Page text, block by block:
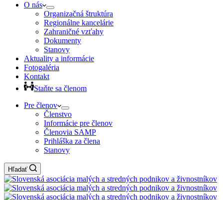
O nás
Organizačná štruktúra
Regionálne kancelárie
Zahraničné vzťahy
Dokumenty
Stanovy
Aktuality a informácie
Fotogaléria
Kontakt
Staňte sa členom
Pre členov
Členstvo
Informácie pre členov
Členovia SAMP
Prihláška za člena
Stanovy
Hľadať